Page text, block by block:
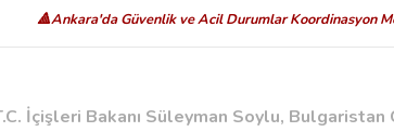
🔺Ankara'da Güvenlik ve Acil Durumlar Koordinasyon
İçişleri Bakanı Süleyman Soylu, Bulgaristan